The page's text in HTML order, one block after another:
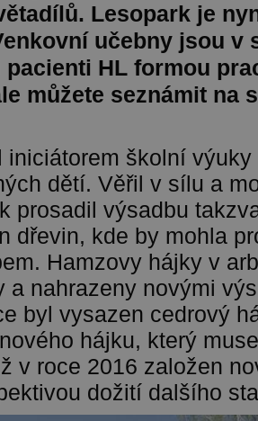
Lesopark je
učebny jsou v
pacienti HL formou
můžete seznámit na
iniciátorem školní
dětí. Věřil v sílu a
prosadil výsadbu
dřevin, kde by mohla
Hamzovy hájky v
a nahrazeny novými
byl vysazen cedrový
hájku, který
v roce 2016 založen
dožití dalšího